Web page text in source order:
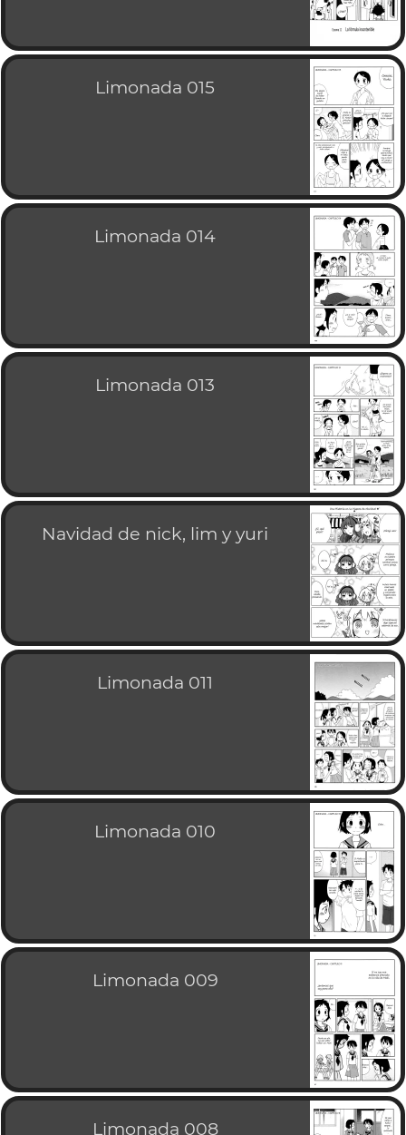
Limonada 015
Limonada 014
Limonada 013
Navidad de nick, lim y yuri
Limonada 011
Limonada 010
Limonada 009
Limonada 008